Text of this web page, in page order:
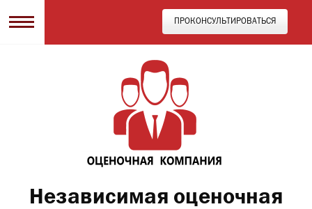
ПРОКОНСУЛЬТИРОВАТЬСЯ
Независимая оценочная